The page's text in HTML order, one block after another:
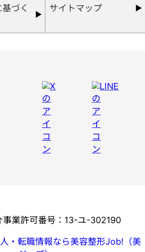
づく
サイトマップ
事業許可番号：13-ユ-302190
・転職情報なら美容整形Job!（美